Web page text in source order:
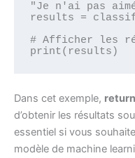
"Je n'ai pas
results =
# Afficher les
Dans cet exemple,
d’obtenir les résultats
essentiel si vous
modèle de machine